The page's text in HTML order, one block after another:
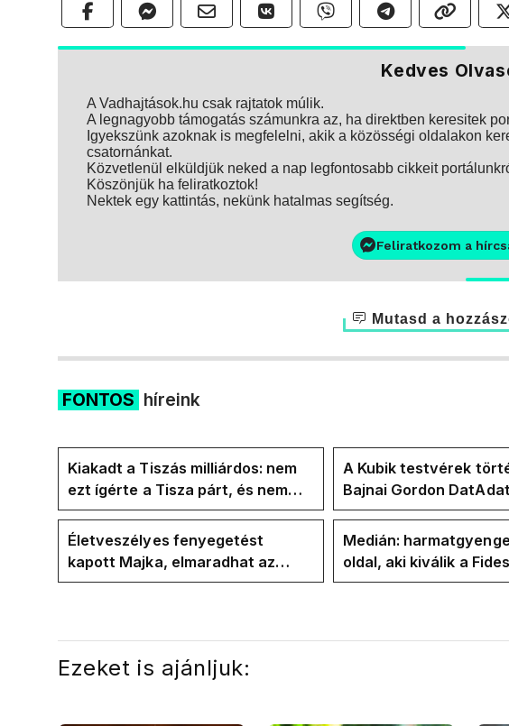
Kedves
A Vadhajtások.hu csak rajtatok múlik.
A legnagyobb támogatás számunkra az, ha direktben keresitek
Igyekszünk azoknak is megfelelni, akik a közösségi oldalakon
csatornánkat.
Közvetlenül elküldjük neked a nap legfontosabb cikkeit
Köszönjük ha feliratkoztok!
Nektek egy kattintás, nekünk hatalmas segítség.
Feliratkozom a
Mutasd a
FONTOS híreink
Kiakadt a Tiszás milliárdos: nem
ezt ígérte a Tisza párt, és nem
ezt ígérte Magyar Péter a
kampányban
A Kubik testvérek
Bajnai Gordon
az ECDA-n át Magyar
közvetlen stábjáig
Életveszélyes fenyegetést
kapott Majka, elmaradhat az
erdélyi koncertje
Medián:
oldal, aki kiválik a
elbúcsúzhat 2030-ban
Ezeket is ajánljuk: